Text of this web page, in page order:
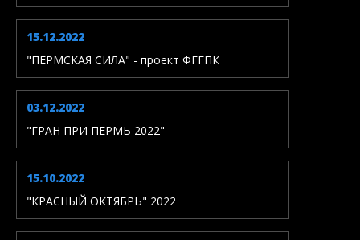
15.12.2022
"ПЕРМСКАЯ СИЛА" - проект ФГГПК
03.12.2022
"ГРАН ПРИ ПЕРМЬ 2022"
15.10.2022
"КРАСНЫЙ ОКТЯБРЬ" 2022